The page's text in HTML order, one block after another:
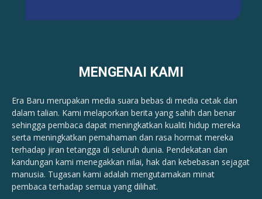
MENGENAI KAMI
Era Baru merupakan media suara bebas di media cetak dan
dalam talian. Kami melaporkan berita yang sahih dan benar ​​
sehingga pembaca dapat meningkatkan kualiti hidup mereka
serta meningkatkan pemahaman dan rasa hormat mereka
terhadap jiran tetangga di seluruh dunia. Pendekatan dan
kandungan kami menegakkan nilai, hak dan kebebasan sejagat
manusia. Tugasan kami adalah mengutamakan minat
pembaca terhadap semua yang dilihat.